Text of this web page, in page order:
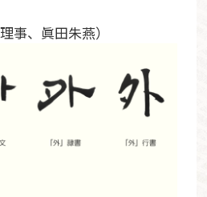
事、眞田朱燕）